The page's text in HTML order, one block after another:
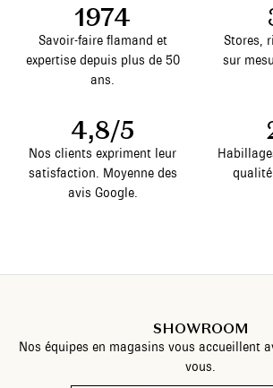
1974
Savoir-faire flamand et
expertise depuis plus de 50
ans.
Stores,
sur
4,8/5
Nos clients expriment leur
satisfaction. Moyenne des
avis Google.
SHOWROOM
Nos équipes en magasins vous accueillent
vous.